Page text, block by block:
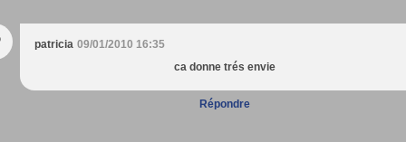
patricia 09/01/2010 16:35
ca donne trés envie
Répondre